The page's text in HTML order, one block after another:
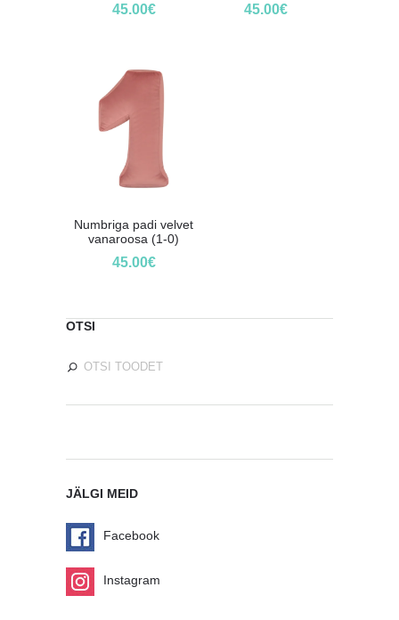
45.00€ 45.00€
Numbriga padi velvet
vanaroosa (1-0)
45.00€
OTSI
JÄLGI MEID
Facebook
Instagram